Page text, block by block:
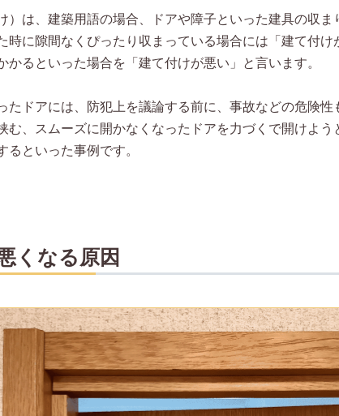
）は、建築用語の場合、ドアや障子といった建具の収
時に隙間なくぴったり収まっている場合には「建て付
かるといった場合を「建て付けが悪い」と言います。
たドアには、防犯上を議論する前に、事故などの危険
む、スムーズに開かなくなったドアを力づくで開けよ
るといった事例です。
くなる原因